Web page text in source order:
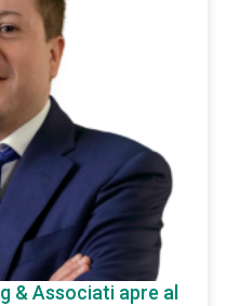
& Associati apre al